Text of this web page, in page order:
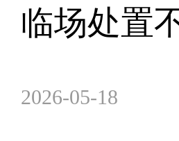
临场处置
2026-05-18